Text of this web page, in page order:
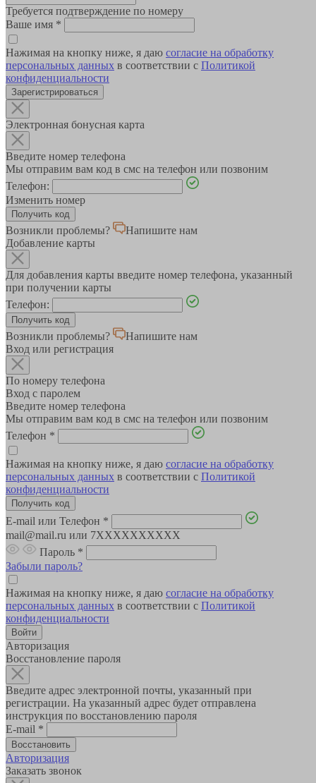
Требуется подтверждение по номеру
Ваше имя *
Нажимая на кнопку ниже, я даю согласие на обработку
персональных данных в соответствии с Политикой
конфиденциальности
Зарегистрироваться
Электронная бонусная карта
Введите номер телефона
Мы отправим вам код в смс на телефон или позвоним
Телефон:
Изменить номер
Возникли проблемы?
Напишите нам
Добавление карты
Для добавления карты введите номер телефона, указанный
при получении карты
Телефон:
Возникли проблемы?
Напишите нам
Вход или регистрация
По номеру телефона
Вход с паролем
Введите номер телефона
Мы отправим вам код в смс на телефон или позвоним
Телефон *
Нажимая на кнопку ниже, я даю согласие на обработку
персональных данных в соответствии с Политикой
конфиденциальности
E-mail или Телефон *
mail@mail.ru или 7XXXXXXXXXX
Пароль *
Забыли пароль?
Нажимая на кнопку ниже, я даю согласие на обработку
персональных данных в соответствии с Политикой
конфиденциальности
Авторизация
Восстановление пароля
Введите адрес электронной почты, указанный при
регистрации. На указанный адрес будет отправлена
инструкция по восстановлению пароля
E-mail *
Авторизация
Заказать звонок